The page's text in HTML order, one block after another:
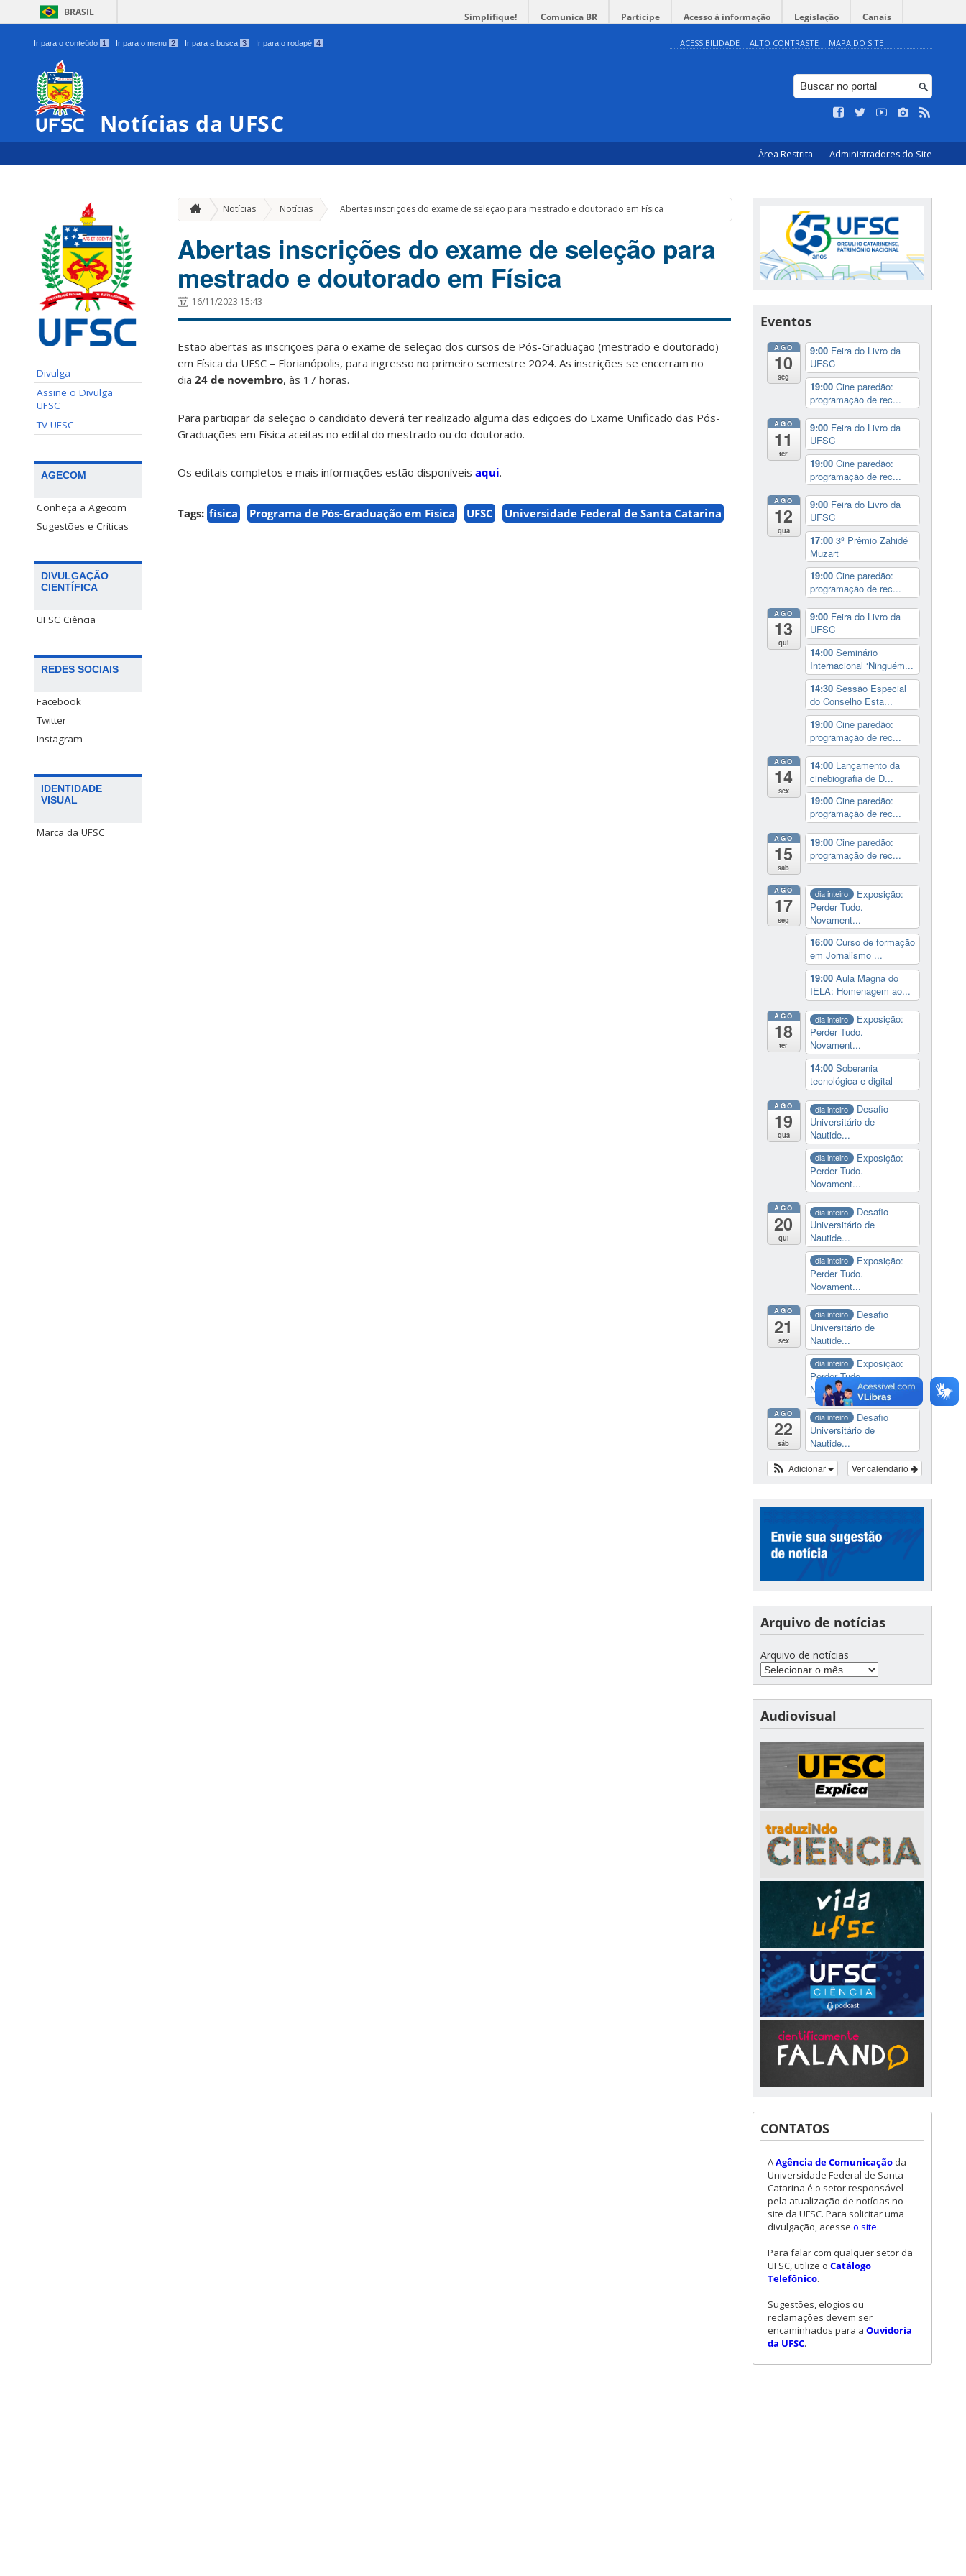
BRASIL Simplifique! Comunica BR Participe Acesso à informação Legislação Canais
Ir para o conteúdo 1 Ir para o menu 2 Ir para a busca 3 Ir para o rodapé 4 ACESSIBILIDADE ALTO CONTRASTE MAPA DO SITE
Notícias da UFSC
Área Restrita Administradores do Site
Divulga
Assine o Divulga
UFSC
TV UFSC
AGECOM
Conheça a Agecom
Sugestões e Críticas
DIVULGAÇÃO
CIENTÍFICA
UFSC Ciência
REDES SOCIAIS
Facebook
Twitter
Instagram
IDENTIDADE
VISUAL
Marca da UFSC
Notícias Notícias » Abertas inscrições do exame de seleção para mestrado e doutorado em Física
Abertas inscrições do exame de seleção para
mestrado e doutorado em Física
16/11/2023 15:43
Estão abertas as inscrições para o exame de seleção dos cursos de Pós-Graduação (mestrado e doutorado)
em Física da UFSC – Florianópolis, para ingresso no primeiro semestre 2024. As inscrições se encerram no
dia 24 de novembro, às 17 horas.
Para participar da seleção o candidato deverá ter realizado alguma das edições do Exame Unificado das Pós-
Graduações em Física aceitas no edital do mestrado ou do doutorado.
Os editais completos e mais informações estão disponíveis aqui.
Tags: física Programa de Pós-Graduação em Física UFSC Universidade Federal de Santa Catarina
Eventos
AGO
10
seg
9:00 Feira do Livro da
UFSC
19:00 Cine paredão:
programação de rec...
AGO
11
ter
9:00 Feira do Livro da
UFSC
19:00 Cine paredão:
programação de rec...
AGO
12
qua
9:00 Feira do Livro da
UFSC
17:00 3º Prêmio Zahidé
Muzart
19:00 Cine paredão:
programação de rec...
AGO
13
qui
9:00 Feira do Livro da
UFSC
14:00 Seminário
Internacional ‘Ninguém...
14:30 Sessão Especial
do Conselho Esta...
19:00 Cine paredão:
programação de rec...
AGO
14
sex
14:00 Lançamento da
cinebiografia de D...
19:00 Cine paredão:
programação de rec...
AGO
15
sáb
19:00 Cine paredão:
programação de rec...
AGO
17
seg
dia inteiro
Exposição:
Perder Tudo.
Novament...
16:00 Curso de formação
em Jornalismo ...
19:00 Aula Magna do
IELA: Homenagem ao...
AGO
18
ter
dia inteiro
Exposição:
Perder Tudo.
Novament...
14:00 Soberania
tecnológica e digital
AGO
19
qua
dia inteiro
Desafio
Universitário de
Nautide...
dia inteiro
Exposição:
Perder Tudo.
Novament...
AGO
20
qui
dia inteiro
Desafio
Universitário de
Nautide...
dia inteiro
Exposição:
Perder Tudo.
Novament...
AGO
21
sex
dia inteiro
Desafio
Universitário de
Nautide...
dia inteiro
Exposição:
Perder Tudo.
Novament...
AGO
22
sáb
dia inteiro
Desafio
Universitário de
Nautide...
Ver calendário
Adicionar
Arquivo de notícias
Arquivo de notícias
Audiovisual
CONTATOS
AAgência de Comunicação da
Universidade Federal de Santa
Catarina é o setor responsável
pela atualização de notícias no
site da UFSC. Para solicitar uma
divulgação, acesse o site.
Para falar com qualquer setor da
UFSC, utilize o Catálogo
Telefônico.
Sugestões, elogios ou
reclamações devem ser
encaminhados para a Ouvidoria
da UFSC.